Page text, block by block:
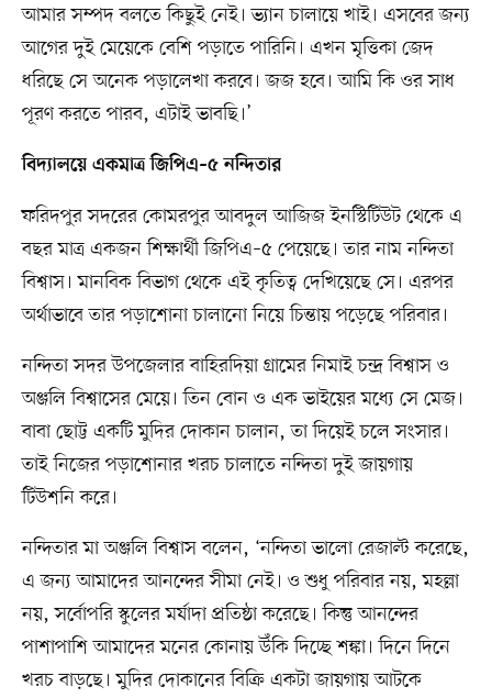
আমার সম্পদ বলতে কিছুই নেই। ভ্যান চালায়ে খাই। এসবের জন্য
আগের দুই মেয়েকে বেশি পড়াতে পারিনি। এখন মৃত্তিকা জেদ
ধরিছে সে অনেক পড়ালেখা করবে। জজ হবে। আমি কি ওর সাধ
পূরণ করতে পারব, এটাই ভাবছি।’
বিদ্যালয়ে একমাত্র জিপিএ–৫ নন্দিতার
ফরিদপুর সদরের কোমরপুর আবদুল আজিজ ইনস্টিটিউট থেকে এ
বছর মাত্র একজন শিক্ষার্থী জিপিএ–৫ পেয়েছে। তার নাম নন্দিতা
বিশ্বাস। মানবিক বিভাগ থেকে এই কৃতিত্ব দেখিয়েছে সে। এরপর
অর্থাভাবে তার পড়াশোনা চালানো নিয়ে চিন্তায় পড়েছে পরিবার।
নন্দিতা সদর উপজেলার বাহিরদিয়া গ্রামের নিমাই চন্দ্র বিশ্বাস ও
অঞ্জলি বিশ্বাসের মেয়ে। তিন বোন ও এক ভাইয়ের মধ্যে সে মেজ।
বাবা ছোট্ট একটি মুদির দোকান চালান, তা দিয়েই চলে সংসার।
তাই নিজের পড়াশোনার খরচ চালাতে নন্দিতা দুই জায়গায়
টিউশনি করে।
নন্দিতার মা অঞ্জলি বিশ্বাস বলেন, ‘নন্দিতা ভালো রেজাল্ট করেছে,
এ জন্য আমাদের আনন্দের সীমা নেই। ও শুধু পরিবার নয়, মহল্লা
নয়, সর্বোপরি স্কুলের মর্যাদা প্রতিষ্ঠা করেছে। কিন্তু আনন্দের
পাশাপাশি আমাদের মনের কোনায় উঁকি দিচ্ছে শঙ্কা। দিনে দিনে
খরচ বাড়ছে। মুদির দোকানের বিক্রি একটা জায়গায় আটকে